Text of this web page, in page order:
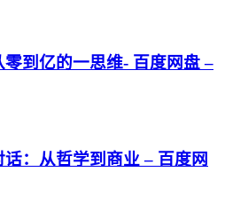
到亿的一思维- 百度网盘 –
：从哲学到商业 – 百度网